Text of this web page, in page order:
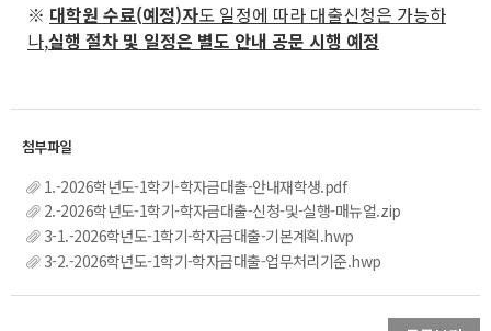
※ 대학원 수료(예정)자도 일정에 따라 대출신청은 가능하
나,실행 절차 및 일정은 별도 안내 공문 시행 예정
1.-2026학년도-1학기-학자금대출-안내재학생.pdf
2.-2026학년도-1학기-학자금대출-신청-및-실행-매뉴얼.zip
3-1.-2026학년도-1학기-학자금대출-기본계획.hwp
3-2.-2026학년도-1학기-학자금대출-업무처리기준.hwp